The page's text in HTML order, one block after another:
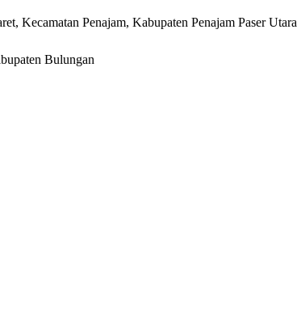
Kecamatan Penajam, Kabupaten Penajam Paser Utara
Bulungan